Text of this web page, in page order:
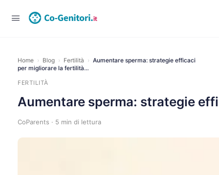
Home › Blog › Fertilità › Aumentare sperma: strategie efficaci
per migliorare la fertilità…
FERTILITÀ
Aumentare sperma: strategie
CoParents · 5 min di lettura